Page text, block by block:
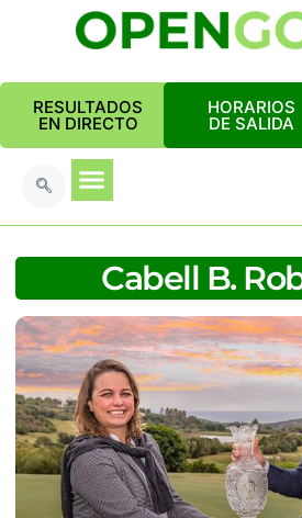
RESULTADOS
EN DIRECTO
HORARIOS
DE SALIDA
Cabell B.